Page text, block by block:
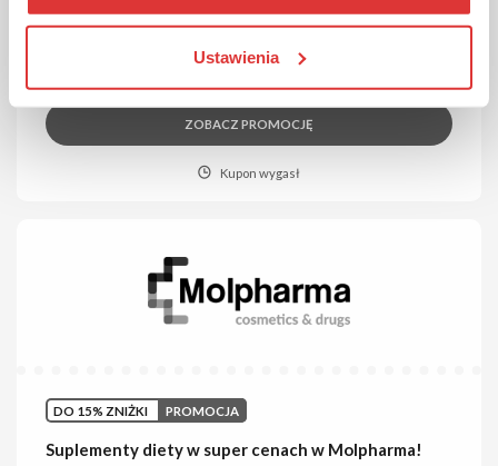
Ustawienia
Darmowa dostawa w Mr Whitening
ZOBACZ PROMOCJĘ
Kupon wygasł
DO 15% ZNIŻKI PROMOCJA
Suplementy diety w super cenach w Molpharma!